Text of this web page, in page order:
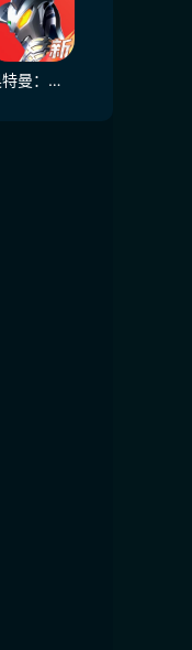
奥特曼：光之战士